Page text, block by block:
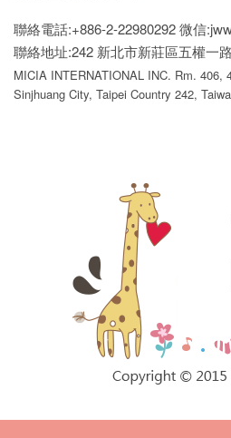
聯絡電話:+886-2-22980292微信
聯絡地址:242 新北市新莊區五權一
MICIA INTERNATIONAL INC. Rm. 406,
Sinjhuang City, Taipei Country 242,